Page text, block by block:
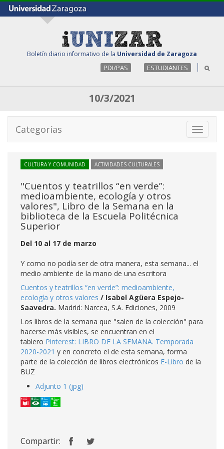
Boletín diario informativo de la Universidad de Zaragoza
PDI/PAS ESTUDIANTES
10/3/2021
Toggle
Categorías
CULTURA Y COMUNIDAD ACTIVIDADES CULTURALES
"Cuentos y teatrillos “en verde”:
medioambiente, ecología y otros
valores", Libro de la Semana en la
biblioteca de la Escuela Politécnica
Superior
Del 10 al 17 de marzo
Y como no podía ser de otra manera, esta semana... el
medio ambiente de la mano de una escritora
Cuentos y teatrillos “en verde”: medioambiente,
ecología y otros valores / Isabel Agüera Espejo-
Saavedra. Madrid: Narcea, S.A. Ediciones, 2009
Los libros de la semana que "salen de la colección" para
hacerse más visibles, se encuentran en el
tablero Pinterest: LIBRO DE LA SEMANA. Temporada
2020-2021 y en concreto el de esta semana, forma
parte de la colección de libros electrónicos E-Libro de la
BUZ
Adjunto 1 (jpg)
Compartir: